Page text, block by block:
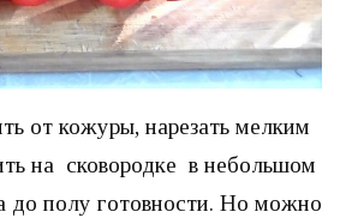
от кожуры, нарезать мелким
на сковородке в небольшом
до полу готовности. Но можно